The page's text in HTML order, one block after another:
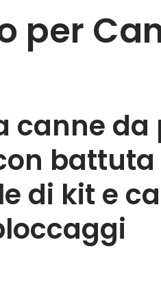
per
canne da
di kit e